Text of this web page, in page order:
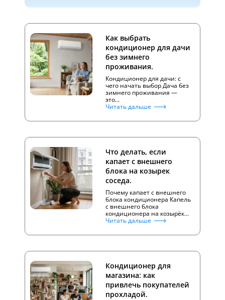
Как выбрать
кондиционер для дачи
без зимнего
проживания.
Кондиционер для дачи: с
чего начать выбор Дача без
зимнего проживания —
это…
Читать дальше
Что делать, если
капает с внешнего
блока на козырек
соседа.
Почему капает с внешнего
блока кондиционера Капель
с внешнего блока
кондиционера на козырёк…
Читать дальше
Кондиционер для
магазина: как
привлечь покупателей
прохладой.